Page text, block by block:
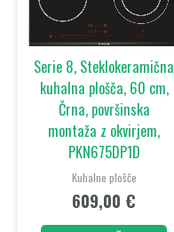
Serie 8, Steklokeramična
kuhalna plošča, 60 cm,
Črna, površinska
montaža z okvirjem,
PKN675DP1D
Kuhalne plošče
609,00 €